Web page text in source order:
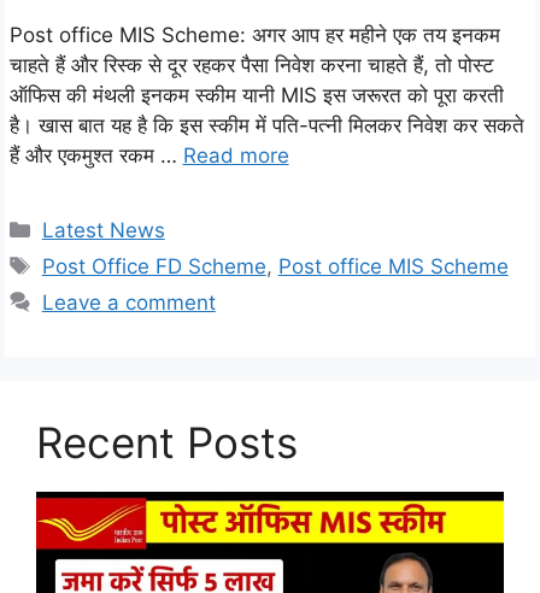
Post office MIS Scheme: अगर आप हर महीने एक तय इनकम
चाहते हैं और रिस्क से दूर रहकर पैसा निवेश करना चाहते हैं, तो पोस्ट
ऑफिस की मंथली इनकम स्कीम यानी MIS इस जरूरत को पूरा करती
है। खास बात यह है कि इस स्कीम में पति-पत्नी मिलकर निवेश कर सकते
हैं और एकमुश्त रकम … Read more
Categories
Latest News
Tags
Post Office FD Scheme, Post office MIS Scheme
Leave a comment
Recent Posts